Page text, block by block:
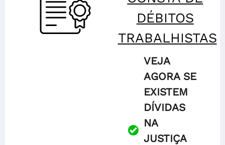
DÉBITOS
TRABALHISTAS
VEJA
AGORA SE
EXISTEM
DÍVIDAS
NA
JUSTIÇA